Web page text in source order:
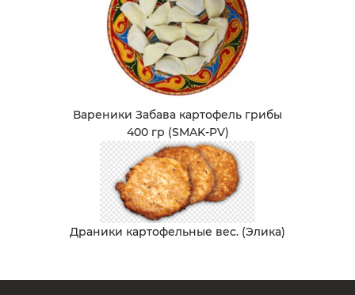
Вареники Забава картофель грибы
400 гр (SMAK-PV)
Драники картофельные вес. (Элика)